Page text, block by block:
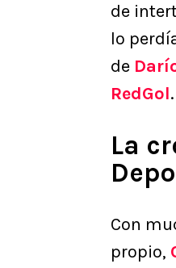
de
lo
de
RedGol.
La
Con
propio,